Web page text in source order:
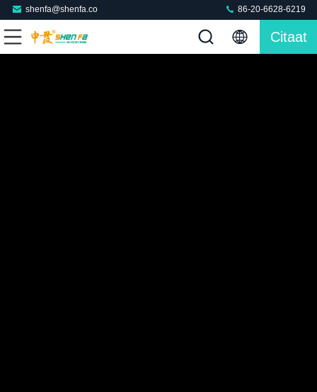
shenfa@shenfa.co 86-20-6628-6219
Citaat